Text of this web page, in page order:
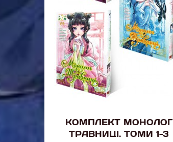
КОМПЛЕКТ МОНОЛОГ
ТРАВНИЦІ. ТОМИ 1-3